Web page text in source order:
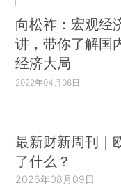
向松祚：宏观经
讲，带你了解国
经济大局
2022年04月06日
最新财新周刊｜
了什么？
2026年08月09日